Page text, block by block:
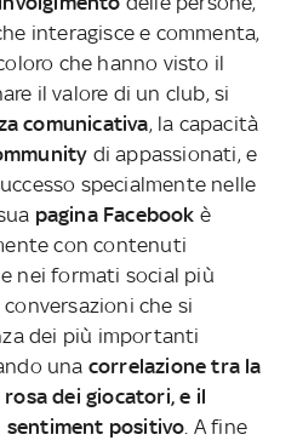
interagisce e commenta,
che hanno visto il
il valore di un club, si
comunicativa, la capacità
di appassionati, e
specialmente nelle
pagina Facebook è
con contenuti
nei formati social più
che si
dei più importanti
una correlazione tra la
dei giocatori, e il
sentiment positivo A fine